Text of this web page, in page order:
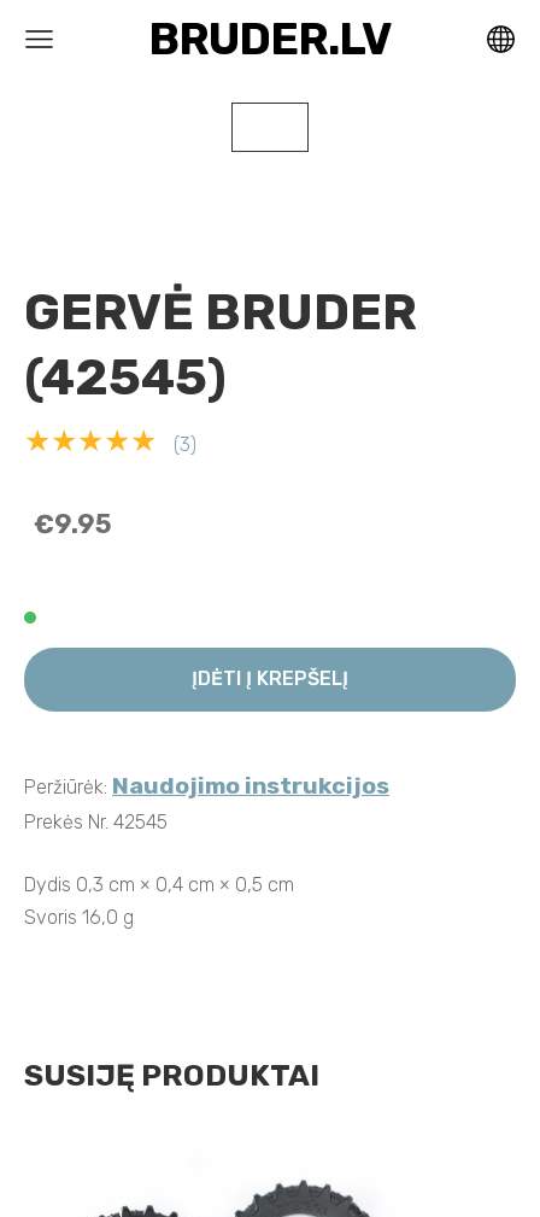
BRUDER.LV
GERVĖ BRUDER
(42545)
★★★★★ (3)
€9.95
ĮDĖTI Į KREPŠELĮ
Peržiūrėk: Naudojimo instrukcijos
Prekės Nr. 42545
Dydis 0,3 cm × 0,4 cm × 0,5 cm
Svoris 16,0 g
SUSIJĘ PRODUKTAI